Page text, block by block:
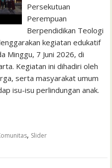
Persekutuan
Perempuan
Berpendidikan Teologi
kegiatan edukatif
Minggu, 7 Juni 2026, di
Kegiatan ini dihadiri oleh
serta masyarakat umum
isu-isu perlindungan anak.
, Slider